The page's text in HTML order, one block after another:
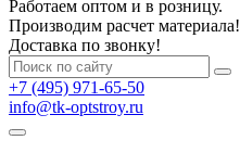
Работаем оптом и в розницу.
Производим расчет материала!
Доставка по звонку!
+7 (495) 971-65-50
info@tk-optstroy.ru